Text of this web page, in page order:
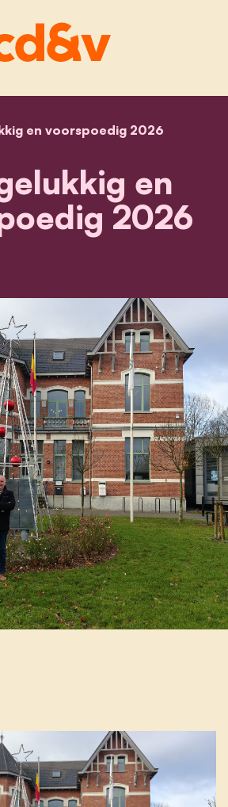
home
en voorspoedig 2026
een gelukkig en
en
2026